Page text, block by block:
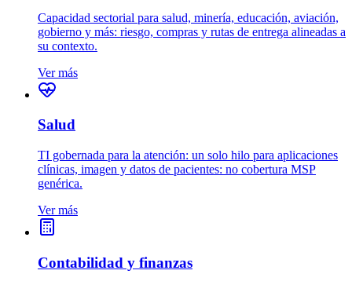
Capacidad sectorial para salud, minería, educación, aviación,
gobierno y más: riesgo, compras y rutas de entrega alineadas a
su contexto.
Ver más
Salud
TI gobernada para la atención: un solo hilo para aplicaciones
clínicas, imagen y datos de pacientes: no cobertura MSP
genérica.
Ver más
Contabilidad y finanzas